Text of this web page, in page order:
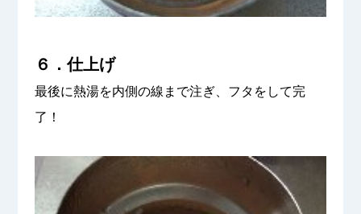
６．仕上げ
最後に熱湯を内側の線まで注ぎ、フタをして完
了！